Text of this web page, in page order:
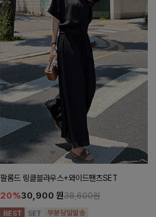
팔롬드 링클블라우스+와이드팬츠SET
20%30,900 원38,600원